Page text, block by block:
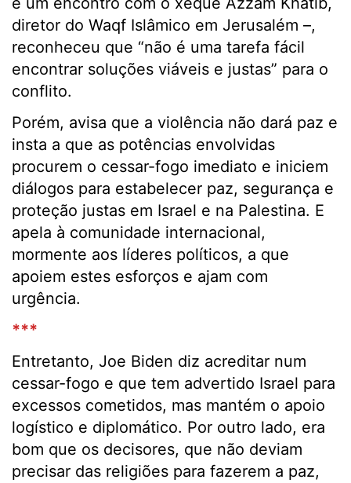
diretor do Waqf Islâmico em Jerusalém –,
reconheceu que “não é uma tarefa fácil
encontrar soluções viáveis ​​e justas” para o
conflito.
Porém, avisa que a violência não dará paz e
insta a que as potências envolvidas
procurem o cessar-fogo imediato e iniciem
diálogos para estabelecer paz, segurança e
proteção justas em Israel e na Palestina. E
apela à comunidade internacional,
mormente aos líderes políticos, a que
apoiem estes esforços e ajam com
urgência.
***
Entretanto, Joe Biden diz acreditar num
cessar-fogo e que tem advertido Israel para
excessos cometidos, mas mantém o apoio
logístico e diplomático. Por outro lado, era
bom que os decisores, que não deviam
precisar das religiões para fazerem a paz,